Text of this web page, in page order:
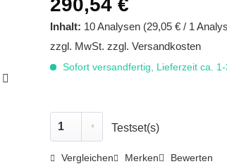
290,54 €
Inhalt: 10 Analysen (29,05 € / 1
zzgl. MwSt. zzgl. Versandkosten
Sofort versandfertig, Lieferzeit ca.
Testset(s)
Vergleichen Merken Bewerten